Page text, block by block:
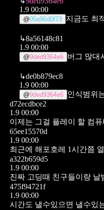
1.9 00:00
@05a96d0f73 지금도 최
↳8a56148c81
1.9 00:00
@9ded9364e6 버그 많대
↳de0b879ec8
1.9 00:00
@9ded9364e6 인식범위
d72ecdbce2
1.9 00:00
이제는 그걸 플레이 할 컴
65ee15570d
1.9 00:00
최근에 해포호레 1시간쯤
a322b659d5
1.9 00:00
진짜 고딩때 친구들이랑 날
475f94721f
1.9 00:00
시간도 낼수있으면 낼수있